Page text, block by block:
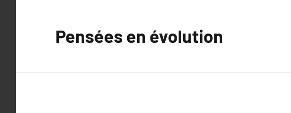
Pensées en évolution